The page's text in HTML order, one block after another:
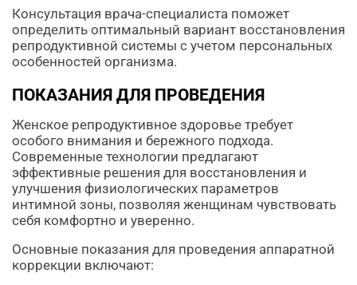
Консультация врача-специалиста поможет
определить оптимальный вариант восстановления
репродуктивной системы с учетом персональных
особенностей организма.
ПОКАЗАНИЯ ДЛЯ ПРОВЕДЕНИЯ
Женское репродуктивное здоровье требует
особого внимания и бережного подхода.
Современные технологии предлагают
эффективные решения для восстановления и
улучшения физиологических параметров
интимной зоны, позволяя женщинам чувствовать
себя комфортно и уверенно.
Основные показания для проведения аппаратной
коррекции включают: